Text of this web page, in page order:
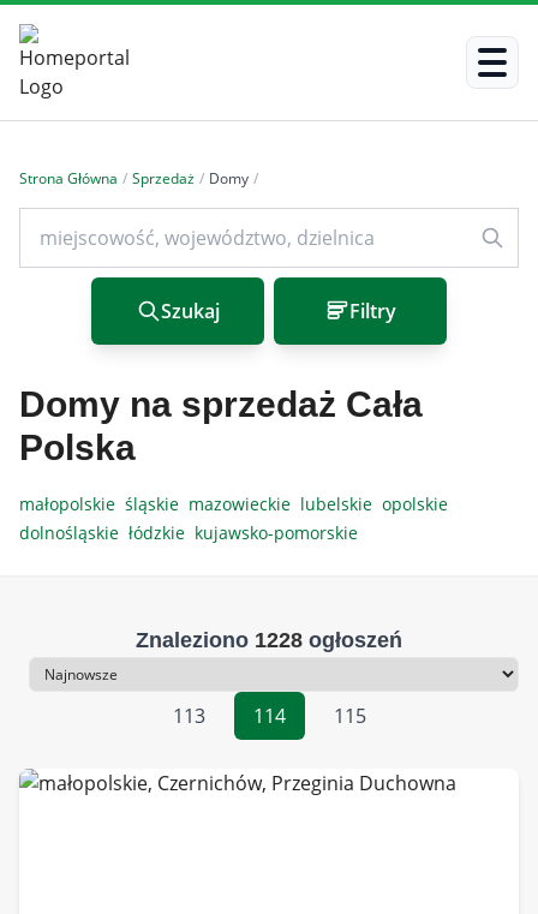
Strona Główna / Sprzedaż / Domy /
Szukaj Filtry
Domy na sprzedaż Cała
Polska
małopolskie śląskie mazowieckie lubelskie opolskie
dolnośląskie łódzkie kujawsko-pomorskie
Znaleziono 1228 ogłoszeń
Sortowanie
113
114 115